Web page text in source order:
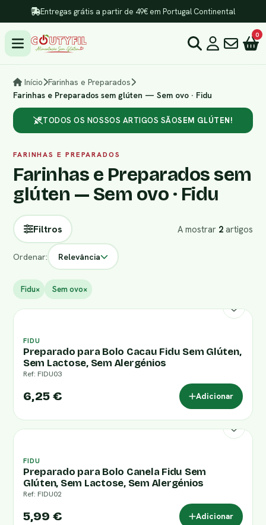
Entregas grátis a partir de 49€ em Portugal Continental
0
Início Farinhas e Preparados
Farinhas e Preparados sem glúten — Sem ovo · Fidu
TODOS OS NOSSOS ARTIGOS SÃOSEM GLÚTEN!
FARINHAS E PREPARADOS
Farinhas e Preparados sem
glúten — Sem ovo · Fidu
Filtros A mostrar 2 artigos
Ordenar: Relevância
Fidu× Sem ovo×
FIDU
Preparado para Bolo Cacau Fidu Sem Glúten,
Sem Lactose, Sem Alergénios
Ref: FIDU03
6,25 € Adicionar
FIDU
Preparado para Bolo Canela Fidu Sem
Glúten, Sem Lactose, Sem Alergénios
Ref: FIDU02
5,99 € Adicionar